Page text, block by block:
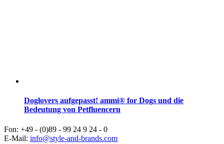
Doglovers aufgepasst! ammi® for Dogs und die
Bedeutung von Petfluencern
Fon: +49 - (0)89 - 99 24 9 24 - 0
E-Mail: info@style-and-brands.com